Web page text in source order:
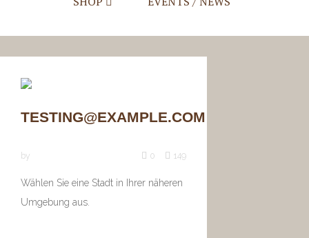
TESTING@EXAMPLE.COM
by 0 149
Wählen Sie eine Stadt in Ihrer näheren
Umgebung aus.